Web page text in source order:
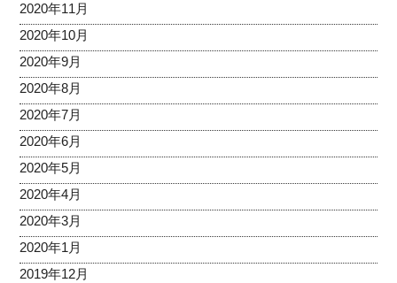
2020年11月
2020年10月
2020年9月
2020年8月
2020年7月
2020年6月
2020年5月
2020年4月
2020年3月
2020年1月
2019年12月